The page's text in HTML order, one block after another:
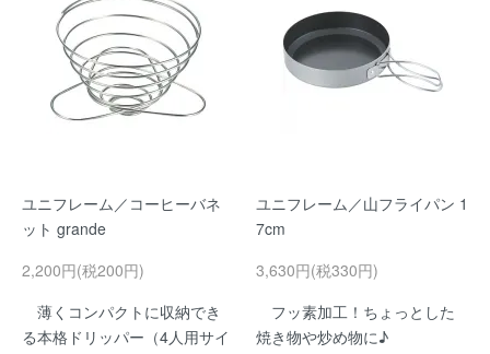
ユニフレーム／コーヒーバネ
ット grande
2,200円(税200円)
薄くコンパクトに収納でき
る本格ドリッパー（4人用サイ
ユニフレーム／山フライパン 1
7cm
3,630円(税330円)
フッ素加工！ちょっとした
焼き物や炒め物に♪